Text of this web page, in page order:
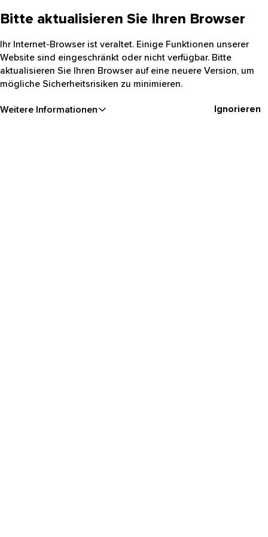
Bitte aktualisieren Sie Ihren Browser
Ihr Internet-Browser ist veraltet. Einige Funktionen unserer
Website sind eingeschränkt oder nicht verfügbar. Bitte
aktualisieren Sie Ihren Browser auf eine neuere Version, um
mögliche Sicherheitsrisiken zu minimieren.
Weitere Informationen Ignorieren